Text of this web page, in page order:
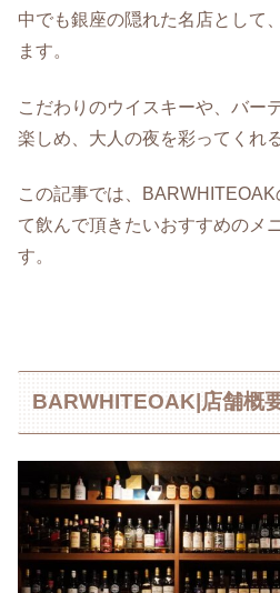
中でも銀座の隠れた名店として
ます。
こだわりのウイスキーや、バー
楽しめ、大人の夜を彩ってくれ
この記事では、
て飲んで頂きたいおすすめのメ
す。
BARWHITEOAK|店舗概